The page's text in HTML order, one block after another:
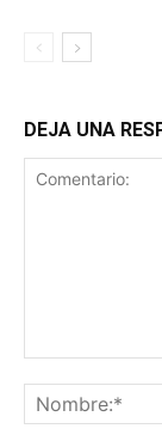
DEJA UNA